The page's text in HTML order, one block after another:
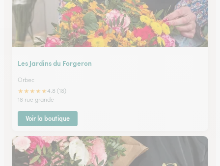
Les Jardins du Forgeron
Orbec
★★★★★4.8 (18)
18 rue grande
Voir la boutique